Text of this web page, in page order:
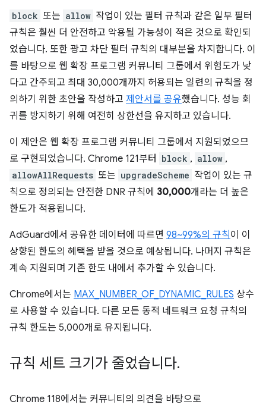
block 또는 allow 작업이 있는 필터 규칙과 같은 일부 필터
규칙은 훨씬 더 안전하고 악용될 가능성이 적은 것으로 확인되
었습니다. 또한 광고 차단 필터 규칙의 대부분을 차지합니다. 이
를 바탕으로 웹 확장 프로그램 커뮤니티 그룹에서 위험도가 낮
다고 간주되고 최대 30,000개까지 허용되는 일련의 규칙을 정
의하기 위한 초안을 작성하고 제안서를 공유했습니다. 성능 회
귀를 방지하기 위해 여전히 상한선을 유지하고 있습니다.
이 제안은 웹 확장 프로그램 커뮤니티 그룹에서 지원되었으므
로 구현되었습니다. Chrome 121부터
block , allow ,
allowAllRequests 또는 upgradeScheme 작업이 있는 규
칙으로 정의되는 안전한 DNR 규칙에 30,000개라는 더 높은
한도가 적용됩니다.
AdGuard에서 공유한 데이터에 따르면 98~99%의 규칙이 이
상향된 한도의 혜택을 받을 것으로 예상됩니다. 나머지 규칙은
계속 지원되며 기존 한도 내에서 추가할 수 있습니다.
Chrome에서는 MAX_NUMBER_OF_DYNAMIC_RULES 상수
로 사용할 수 있습니다. 다른 모든 동적 네트워크 요청 규칙의
규칙 한도는 5,000개로 유지됩니다.
규칙 세트 크기가 줄었습니다.
Chrome 118에서는 커뮤니티의 의견을 바탕으로